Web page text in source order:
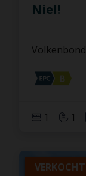
Niel!
1 1
VERKOCHT